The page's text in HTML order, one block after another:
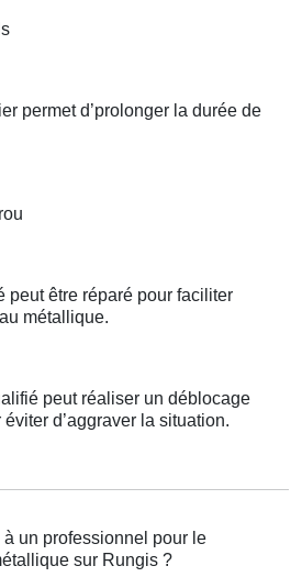
permet d’prolonger la durée de
peut être réparé pour faciliter
métallique.
peut réaliser un déblocage
d’aggraver la situation.
un professionnel pour le
sur Rungis ?